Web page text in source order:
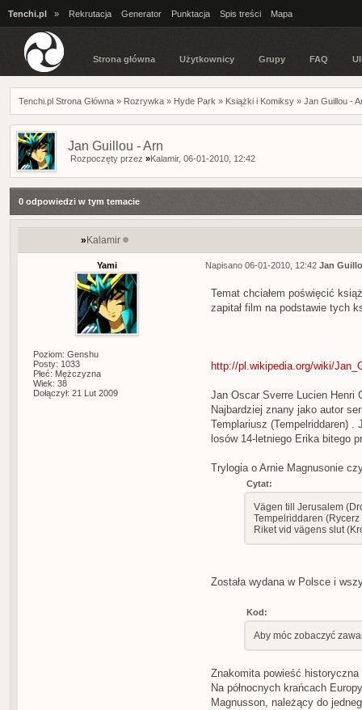
Tenchi.pl » Rekrutacja Generator Punktacja Spis treści Mapa
Strona główna Użytkownicy Grupy FAQ
Tenchi.pl Strona Główna » Rozrywka » Hyde Park » Książki i Komiksy » Jan Guillou -
Jan Guillou - Arn
Rozpoczęty przez »Kalamir, 06-01-2010, 12:42
0 odpowiedzi w tym temacie
» Kalamir
Yami
Poziom: Genshu
Posty: 1033
Płeć: Mężczyzna
Wiek: 38
Dołączył: 21 Lut 2009
Napisano 06-01-2010, 12:42 Jan
Temat chciałem poświęcić
zapitał film na podstawie tych
http://pl.wikipedia.org/wiki/
Jan Oscar Sverre Lucien Henri
Najbardziej znany jako autor
Templariusz (Tempelriddaren) .
losów 14-letniego Erika bitego
Trylogia o Arnie Magnusonie
Cytat:
Vägen till Jerusalem
Tempelriddaren
Riket vid vägens slut
Została wydana w Polsce i
Kod:
Aby móc zobaczyć
Znakomita powieść
Na północnych krańcach
Magnusson, należący do